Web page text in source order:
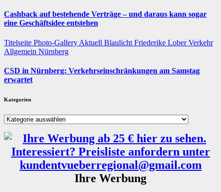
Cashback auf bestehende Verträge – und daraus kann sogar
eine Geschäftsidee entstehen
Titelseite Photo-Gallery Aktuell Blaulicht Friederike LoberVerkehr
Allgemein Nürnberg
CSD in Nürnberg: Verkehrseinschränkungen am Samstag
erwartet
Kategorien
Kategorien
Ihre Werbung